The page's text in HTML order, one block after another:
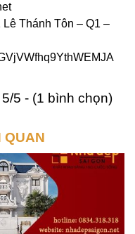
Thánh Tôn – Q1 –
5/5 - (1 bình chọn)
QUAN